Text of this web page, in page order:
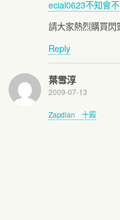
ecial0623不知會
請大家熱烈購買閃
Reply
葉雪淳
2009-07-13
Zapdian 十殿